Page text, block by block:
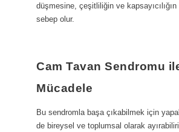
düşmesine, çeşitliliğin ve kapsayıcılığın
sebep olur.
Cam Tavan Sendromu
Mücadele
Bu sendromla başa çıkabilmek için
de bireysel ve toplumsal olarak